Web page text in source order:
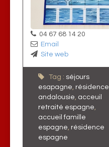
04 67 68 14 20
Email
Site web
Tag : séjours
esapagne, résidence
andalousie, acceuil
retraité espagne,
accueil famille
espagne, résidence
espagne